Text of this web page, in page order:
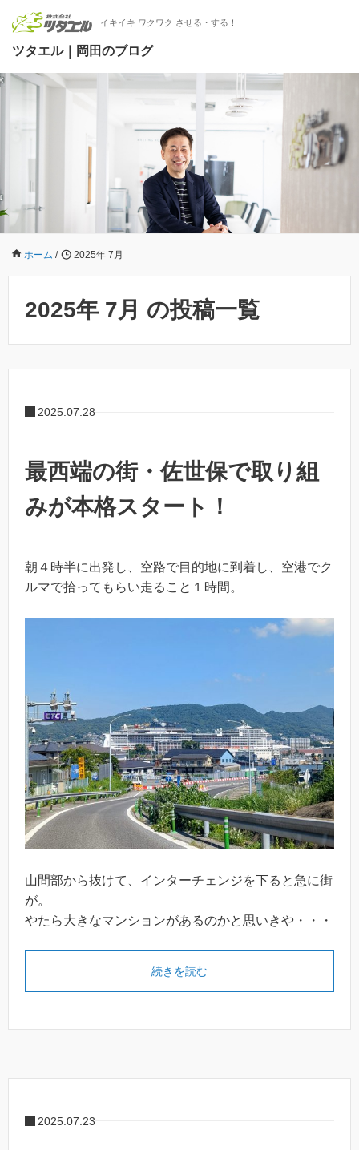
イキイキ ワクワク させる・する！
ツタエル｜岡田のブログ
ホーム / 2025年 7月
2025年 7月 の投稿一覧
2025.07.28
最西端の街・佐世保で取り組
みが本格スタート！
朝４時半に出発し、空路で目的地に到着し、空港でク
ルマで拾ってもらい走ること１時間。
山間部から抜けて、インターチェンジを下ると急に街
が。
やたら大きなマンションがあるのかと思いきや・・・
続きを読む
2025.07.23